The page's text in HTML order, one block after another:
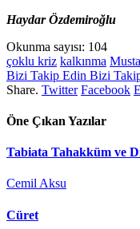
Haydar Özdemiroğlu
Okunma sayısı: 104
çoklu kriz kalkınma
Bizi Takip Edin Bizi
Share. Twitter Facebook
Öne Çıkan Yazılar
Tabiata Tahakküm ve
Cemil Aksu
Cüret